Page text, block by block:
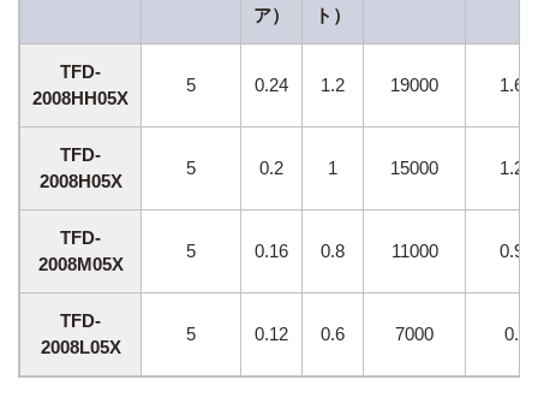
ア）
ト）
TFD-
2008HH05X
5 0.24 1.2 19000 1.63
TFD-
2008H05X
5 0.2 1 15000 1.29
TFD-
2008M05X
5 0.16 0.8 11000 0.95
TFD-
2008L05X
5 0.12 0.6 7000 0.6